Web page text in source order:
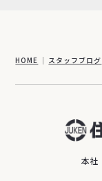
HOME スタッフブログ
本社